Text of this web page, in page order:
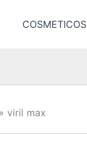
COSMETICOS
viril max